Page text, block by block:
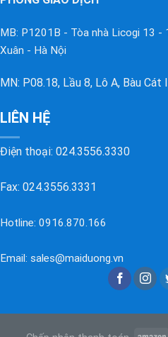
MB: P1201B - Tòa nhà Licogi 13 -
Xuân - Hà Nội
MN: P08.18, Lầu 8, Lô A, Bàu Cát
LIÊN HỆ
Điện thoại: 024.3556.3330
Fax: 024.3556.3331
Hotline: 0916.870.166
Email: sales@maiduong.vn